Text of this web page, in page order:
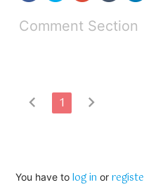
Comment Section
chevron_left 1 chevron_right
You have tolog in or